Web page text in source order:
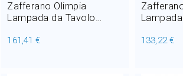
Zafferano Olimpia
Lampada da Tavolo
galvanica LED 2,5W H 26
161,41 €
26 cm
133,22 €